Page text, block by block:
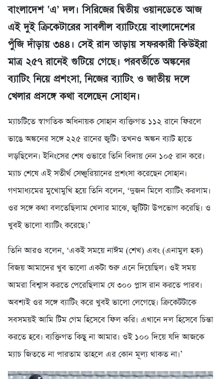
বাংলাদেশ ‘এ’ দল। সিরিজের দ্বিতীয় ওয়ানডেতে আজ
এই দুই ক্রিকেটারের সাবলীল ব্যাটিংয়ে বাংলাদেশের
পুঁজি দাঁড়ায় ৩৪৪। সেই রান তাড়ায় সফরকারী কিউইরা
মাত্র ২৫৭ রানেই গুটিয়ে গেছে। পরবর্তীতে অঙ্কনের
ব্যাটিং নিয়ে প্রশংসা, নিজের ব্যাটিং ও জাতীয় দলে
খেলার প্রসঙ্গে কথা বলেছেন সোহান।
ম্যাচটিতে স্বাগতিক অধিনায়ক সোহান ব্যক্তিগত ১১২ রানে ফিরলে
ভাঙে অঙ্কনের সঙ্গে ২২৫ রানের জুটি। তখনও অঙ্কন ব্যাট হাতে
লড়ছিলেন। ইনিংসের শেষ ওভারে তিনি বিদায় নেন ১০৫ রান করে।
ম্যাচ শেষে এই সতীর্থ সেঞ্চুরিয়ানের প্রশংসা করেছেন সোহান।
গণমাধ্যমের মুখোমুখি হয়ে তিনি বলেন, ‘দুজন মিলে ব্যাটিং করলাম।
ওর সঙ্গে কথা বলতেছিলাম খেলার মাঝে, জুটিটা উপভোগ করেছি। ও
খুবই ভালো ব্যাটিং করেছে।’
তিনি আরও বলেন, ‘একই সময়ে নাঈম (শেখ) এবং (এনামুল হক)
বিজয় আমাদের খুব ভালো একটা শুরু এনে দিয়েছিল। ওই সময়
আমরা বিশ্বাস করতে পেরেছিলাম যে ৩০০ প্লাস রান করতে পারব।
অবশ্যই ওর সঙ্গে ব্যাটিং করে খুবই ভালো লেগেছে। ক্রিকেটটাকে
সবসময়ই আমি টিম গেম হিসেবে ফিল করি। এখানে দল হিসেবে চিন্তা
করতে হবে। ব্যক্তিগত কিছু না আমার। ওই ১০০ দিয়ে যদি আজকে
ম্যাচ জিততে না পারতাম তাহলে এর কোন মূল্য থাকত না।’